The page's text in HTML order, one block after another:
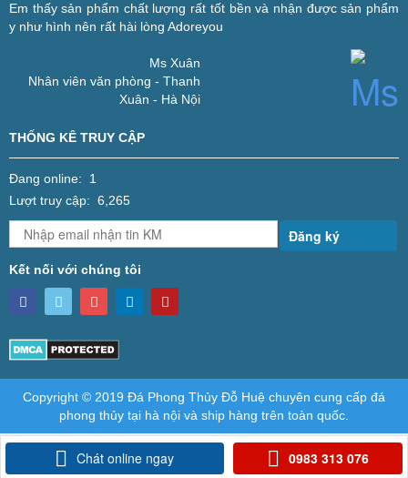
Em thấy sản phẩm chất lượng rất tốt bền và nhận được sản phẩm
y như hình nên rất hài lòng Adoreyou
Ms Xuân
Nhân viên văn phòng - Thanh
Xuân - Hà Nội
THỐNG KÊ TRUY CẬP
Đang online: 1
Lượt truy cập: 6,265
Đăng ký
Kết nối với chúng tôi
Copyright © 2019 Đá Phong Thủy Đỗ Huệ chuyên cung cấp đá
phong thủy tại hà nội và ship hàng trên toàn quốc.
Chát online ngay 0983 313 076